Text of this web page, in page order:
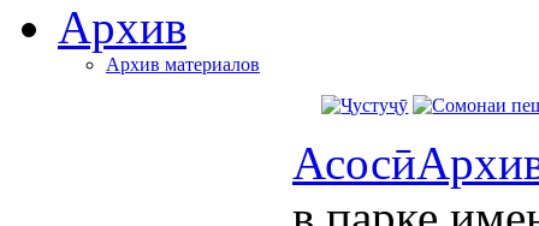
Архив
Архив материалов
Асосӣ